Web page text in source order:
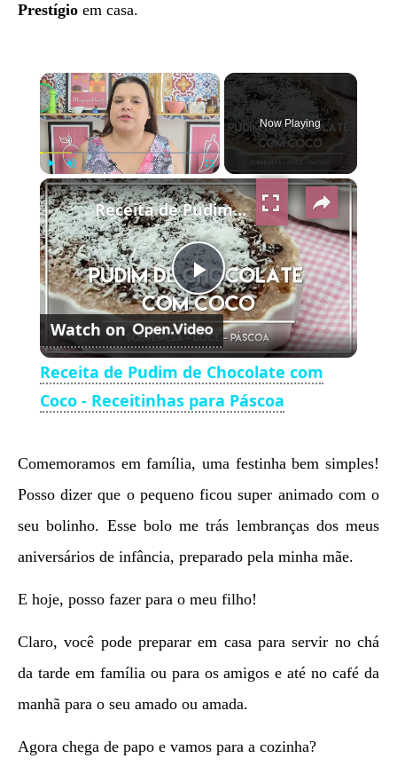
Prestígio em casa.
×
Play Unmute Fullscreen
Now Playing
×
Play
Video
Receita de Pudim de Chocolate com Coco - Receitinhas para Páscoa
Watch on
Receita de Pudim de Chocolate com
Coco - Receitinhas para Páscoa
Comemoramos em família, uma festinha bem simples!
Posso dizer que o pequeno ficou super animado com o
seu bolinho. Esse bolo me trás lembranças dos meus
aniversários de infância, preparado pela minha mãe.
E hoje, posso fazer para o meu filho!
Claro, você pode preparar em casa para servir no chá
da tarde em família ou para os amigos e até no café da
manhã para o seu amado ou amada.
Agora chega de papo e vamos para a cozinha?